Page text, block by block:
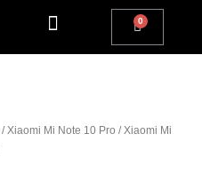
/Xiaomi Mi Note 10 Pro / Xiaomi Mi